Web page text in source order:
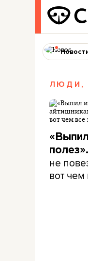
ЛЮДИ,
полез».
не
вот